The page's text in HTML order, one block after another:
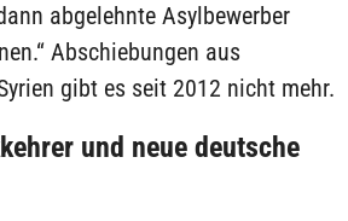
abgelehnte Asylbewerber
Abschiebungen aus
gibt es seit 2012 nicht mehr.
und neue deutsche